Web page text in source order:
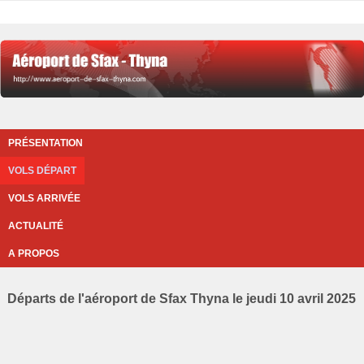
PRÉSENTATION
VOLS DÉPART
VOLS ARRIVÉE
ACTUALITÉ
A PROPOS
Départs de l'aéroport de Sfax Thyna le jeudi 10 avril 2025